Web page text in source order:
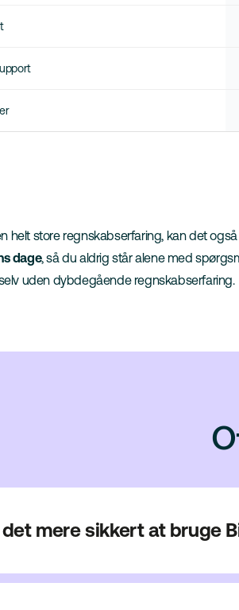
helt store regnskabserfaring, kan det
dage, så du aldrig står alene med
uden dybdegående regnskabserfaring.
det mere sikkert at bruge
er dine data gemt sikkert i skyen,